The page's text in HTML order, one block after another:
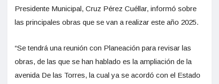
Presidente Municipal, Cruz Pérez Cuéllar, informó sobre
las principales obras que se van a realizar este año 2025.
“Se tendrá una reunión con Planeación para revisar las
obras, de las que se han hablado es la ampliación de la
avenida De las Torres, la cual ya se acordó con el Estado